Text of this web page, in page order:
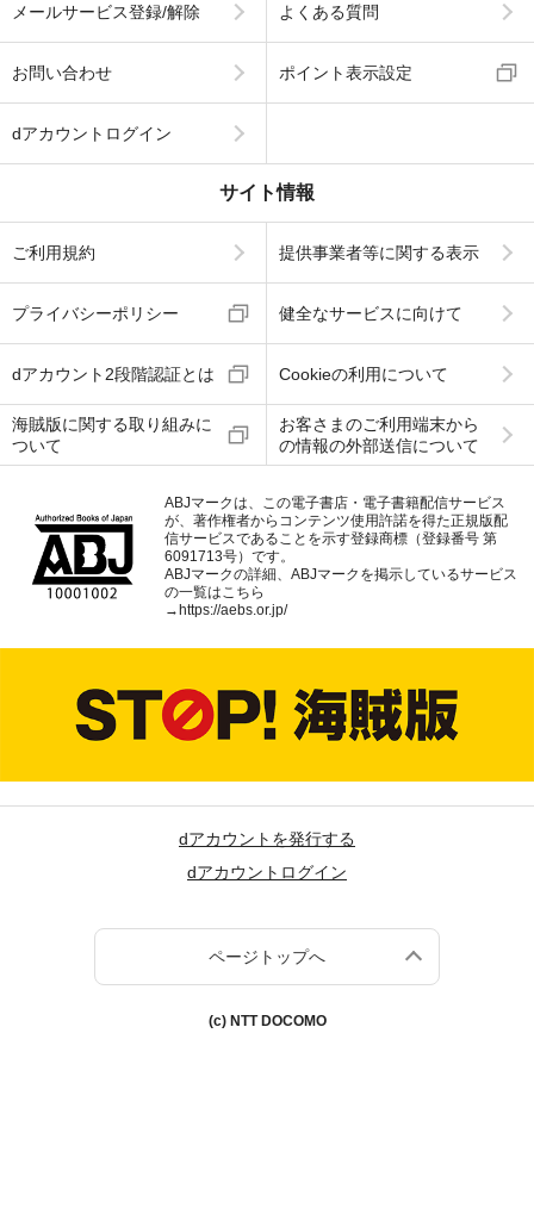
メールサービス登録/解除 よくある質問
お問い合わせ ポイント表示設定
dアカウントログイン
サイト情報
ご利用規約 提供事業者等に関する表示
プライバシーポリシー 健全なサービスに向けて
dアカウント2段階認証とは Cookieの利用について
海賊版に関する取り組みに
ついて
お客さまのご利用端末から
の情報の外部送信について
ABJマークは、この電子書店・電子書籍配信サービス
が、著作権者からコンテンツ使用許諾を得た正規版配
信サービスであることを示す登録商標（登録番号 第
6091713号）です。
ABJマークの詳細、ABJマークを掲示しているサービス
の一覧はこちら
→https://aebs.or.jp/
dアカウントを発行する
dアカウントログイン
ページトップへ
(c) NTT DOCOMO